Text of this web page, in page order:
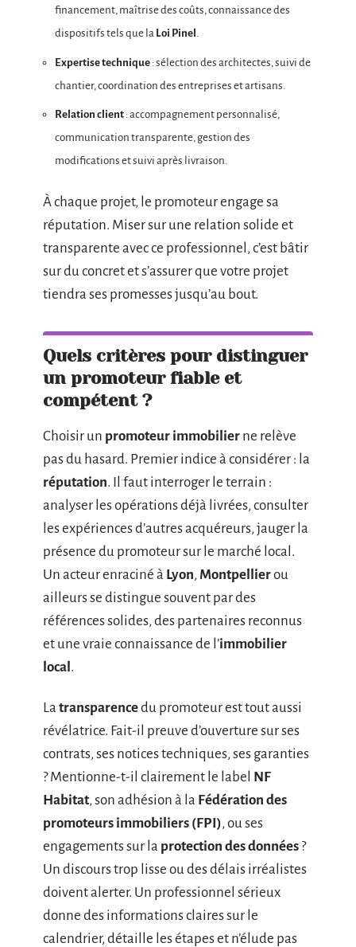
financement, maîtrise des coûts, connaissance des
dispositifs tels que la Loi Pinel .
Expertise technique : sélection des architectes, suivi de
chantier, coordination des entreprises et artisans.
Relation client : accompagnement personnalisé,
communication transparente, gestion des
modifications et suivi après livraison.
À chaque projet, le promoteur engage sa
réputation. Miser sur une relation solide et
transparente avec ce professionnel, c’est bâtir
sur du concret et s’assurer que votre projet
tiendra ses promesses jusqu’au bout.
Quels critères pour distinguer
un promoteur fiable et
compétent ?
Choisir un promoteur immobilier ne relève
pas du hasard. Premier indice à considérer : la
réputation. Il faut interroger le terrain :
analyser les opérations déjà livrées, consulter
les expériences d’autres acquéreurs, jauger la
présence du promoteur sur le marché local.
Un acteur enraciné à Lyon, Montpellierou
ailleurs se distingue souvent par des
références solides, des partenaires reconnus
et une vraie connaissance de l’immobilier
local.
La transparencedu promoteur est tout aussi
révélatrice. Fait-il preuve d’ouverture sur ses
contrats, ses notices techniques, ses garanties
? Mentionne-t-il clairement le label NF
Habitat, son adhésion à la Fédération des
promoteurs immobiliers (FPI), ou ses
engagements sur la protection des données ?
Un discours trop lisse ou des délais irréalistes
doivent alerter. Un professionnel sérieux
donne des informations claires sur le
calendrier, détaille les étapes et n’élude pas